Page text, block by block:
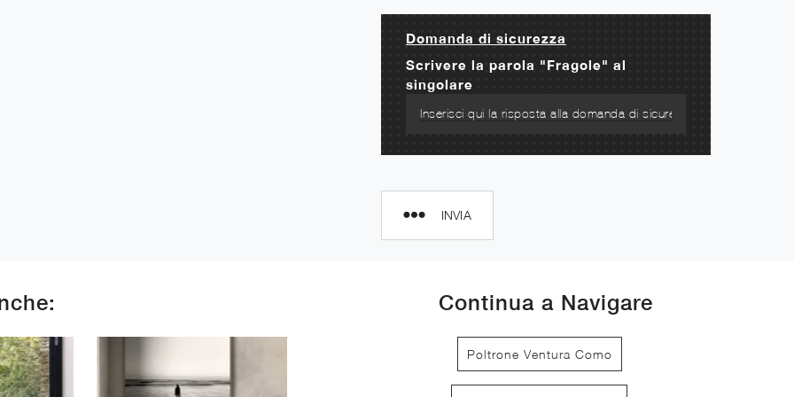
Domanda di sicurezza
Scrivere la parola "Fragole" al
singolare
INVIA
Continua a Navigare
Poltrone Ventura Como